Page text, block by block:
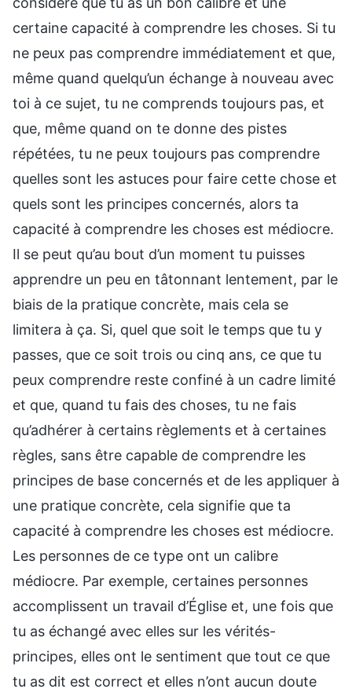
certaine capacité à comprendre les choses. Si tu
ne peux pas comprendre immédiatement et que,
même quand quelqu’un échange à nouveau avec
toi à ce sujet, tu ne comprends toujours pas, et
que, même quand on te donne des pistes
répétées, tu ne peux toujours pas comprendre
quelles sont les astuces pour faire cette chose et
quels sont les principes concernés, alors ta
capacité à comprendre les choses est médiocre.
Il se peut qu’au bout d’un moment tu puisses
apprendre un peu en tâtonnant lentement, par le
biais de la pratique concrète, mais cela se
limitera à ça. Si, quel que soit le temps que tu y
passes, que ce soit trois ou cinq ans, ce que tu
peux comprendre reste confiné à un cadre limité
et que, quand tu fais des choses, tu ne fais
qu’adhérer à certains règlements et à certaines
règles, sans être capable de comprendre les
principes de base concernés et de les appliquer à
une pratique concrète, cela signifie que ta
capacité à comprendre les choses est médiocre.
Les personnes de ce type ont un calibre
médiocre. Par exemple, certaines personnes
accomplissent un travail d’Église et, une fois que
tu as échangé avec elles sur les vérités-
principes, elles ont le sentiment que tout ce que
tu as dit est correct et elles n’ont aucun doute